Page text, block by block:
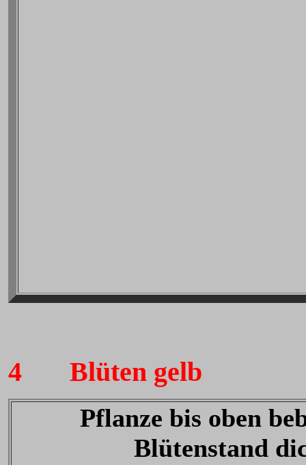
4 Blüten gelb
Pflanze bis oben
Blütenstand